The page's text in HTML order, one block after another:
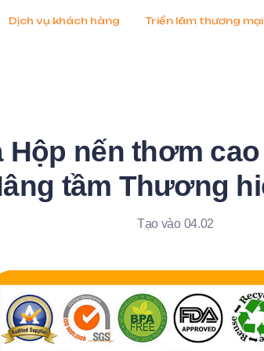
Dịch vụ khách hàng Triển lãm thương
Hộp nến thơm
tầm Thương
Tạo vào 04.02